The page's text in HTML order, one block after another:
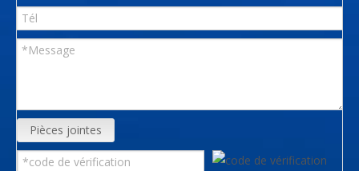
Pièces jointes